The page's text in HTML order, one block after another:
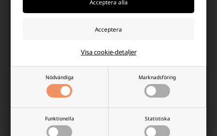
Nödvändiga Marknadsföring
Funktionella Statistiska
Visa cookie-detaljer
Batterier, 5 pak
Lägsta enhetspris: 53,75 SEK
107,50 SEK
Finns i lager
Vi skicker ditt paket mandag
Batterier, 5 pak
Lägsta enhetspris: 40,00 SEK
107,50 SEK
Finns i lager
Vi skicker ditt paket mandag